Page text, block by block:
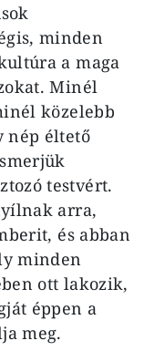
minden
a maga
Minél
közelebb
nép éltető
testvért.
arra,
és abban
minden
ott lakozik,
éppen a
meg.